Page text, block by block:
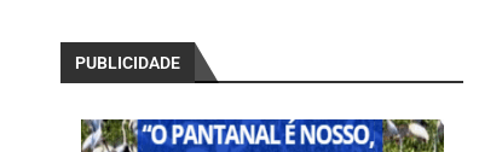
PUBLICIDADE